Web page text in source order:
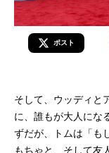
ポスト
そして、ウッディと
に、誰もが大人にな
ずだが、トムは「も
もちゃと、そして友